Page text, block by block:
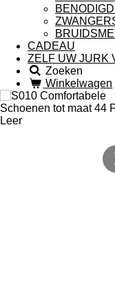
CADEAU
ZELF UW JURK
Zoeken
Winkelwagen